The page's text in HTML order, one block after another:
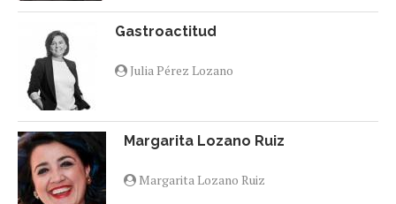
Gastroactitud
Julia Pérez Lozano
Margarita Lozano Ruiz
Margarita Lozano Ruiz